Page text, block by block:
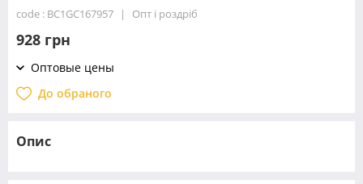
code : BC1GC167957
Опт і роздріб
928 грн
Оптовые цены
До обраного
Опис